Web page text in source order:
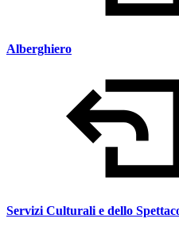
Alberghiero
Servizi Culturali e dello